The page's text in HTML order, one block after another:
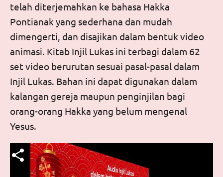
telah diterjemahkan ke bahasa Hakka
Pontianak yang sederhana dan mudah
dimengerti, dan disajikan dalam bentuk video
animasi. Kitab Injil Lukas ini terbagi dalam 62
set video berurutan sesuai pasal-pasal dalam
Injil Lukas. Bahan ini dapat digunakan dalam
kalangan gereja maupun penginjilan bagi
orang-orang Hakka yang belum mengenal
Yesus.